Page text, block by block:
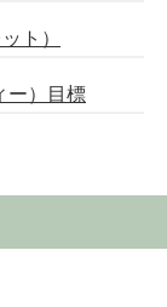
ト）
ー）目標